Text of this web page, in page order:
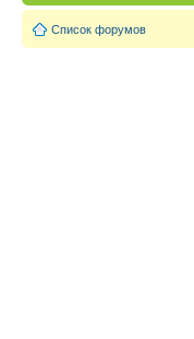
Список форумов